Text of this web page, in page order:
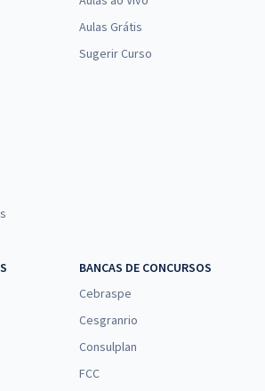
R$27,99
Economize R$ 83,96 (-20%)
do Rio Grande do Sul - Conhecimentos
de Técnico em Tecnologia da Informação/
Economize R$ 71,96 (-20%)
Aulas Grátis
Sugerir Curso
BANCAS DE CONCURSOS
Cebraspe
Cesgranrio
Consulplan
FCC